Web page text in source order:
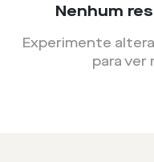
Nenhum
Experimente
para ver